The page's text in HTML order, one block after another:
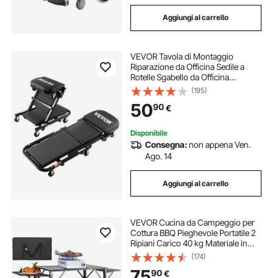
Aggiungi al carrello
VEVOR Tavola di Montaggio
Riparazione da Officina Sedile a
Rotelle Sgabello da Officina
Pieghevole Lunghezza 1016 mm,
Sedia a Rotelle da Meccanico
Pieghevole Scorrevole con Ruote
per Garage
(195)
5090€
Disponibile
Consegna:non appena Ven.
Ago. 14
Aggiungi al carrello
VEVOR Cucina da Campeggio per
Cottura BBQ Pieghevole Portatile 2
Ripiani Carico 40 kg Materiale in
Alluminio Ferro Dimensioni Estese
126x46x81 cm, Tavolo Pieghevole
Portaoggetti da Campeggio per
(174)
90€